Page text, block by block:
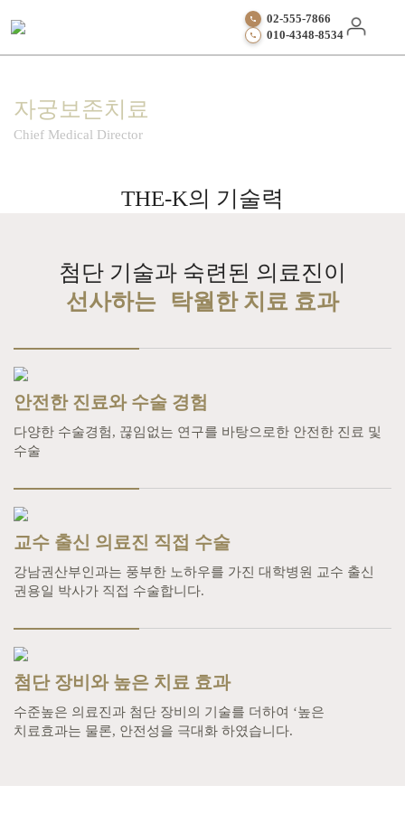
02-555-7866
010-4348-8534
다빈치 로봇수술
복강경/자궁경수술
여성성형
커뮤니티
자궁보존치료
Chief Medical Director
THE-K의 기술력
첨단 기술과 숙련된 의료진이
선사하는 탁월한 치료 효과
안전한 진료와 수술 경험
다양한 수술경험, 끊임없는 연구를 바탕으로한 안전한 진료 및
수술
교수 출신 의료진 직접 수술
강남권산부인과는 풍부한 노하우를 가진 대학병원 교수 출신
권용일 박사가 직접 수술합니다.
첨단 장비와 높은 치료 효과
수준높은 의료진과 첨단 장비의 기술를 더하여 ‘높은
치료효과는 물론, 안전성을 극대화 하였습니다.